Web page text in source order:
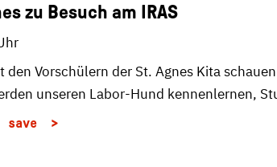
zu Besuch am IRAS
den Vorschülern der St. Agnes Kita
unseren Labor-Hund kennenlernen,
save